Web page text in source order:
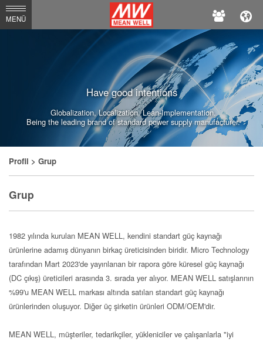
MEAN
WELL
Enterprises
Co.,
Ltd.
MENÜ
Have good intentions
Globalization, Localization, Lean-Implementation.
Being the leading brand of standard power supply manufacturer.
Profil > Grup
Grup
1982 yılında kurulan MEAN WELL, kendini standart güç kaynağı
ürünlerine adamış dünyanın birkaç üreticisinden biridir. Micro Technology
tarafından Mart 2023'de yayınlanan bir rapora göre küresel güç kaynağı
(DC çıkış) üreticileri arasında 3. sırada yer alıyor. MEAN WELL satışlarının
%99'u MEAN WELL markası altında satılan standart güç kaynağı
ürünlerinden oluşuyor. Diğer üç şirketin ürünleri ODM/OEM'dir.
MEAN WELL, müşteriler, tedarikçiler, yükleniciler ve çalışanlarla "iyi